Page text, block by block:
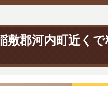
敷郡河内町近く